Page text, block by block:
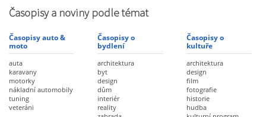
Časopisy a noviny podle témat
Časopisy auto &
moto
auta
karavany
motorky
nákladní automobily
tuning
veteráni
Časopisy o
bydlení
architektura
byt
design
dům
interiér
reality
Časopisy o
kultuře
architektura
design
film
fotografie
historie
hudba